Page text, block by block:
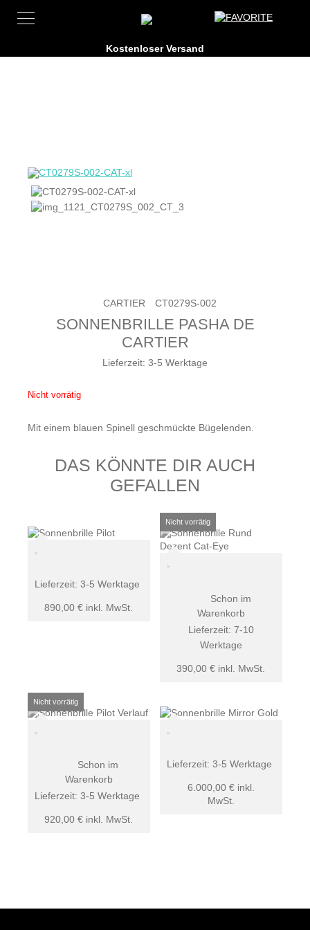
CT0279S-002
CARTIER
SONNENBRILLE PASHA DE
CARTIER
Lieferzeit: 3-5 Werktage
Nicht vorrätig
Mit einem blauen Spinell geschmückte Bügelenden.
DAS KÖNNTE DIR AUCH
GEFALLEN
890,00 € inkl. MwSt.
Lieferzeit: 3-5 Werktage
390,00€ inkl. MwSt.
Lieferzeit:7-10
Werktage
Schon im
Warenkorb
920,00 € inkl. MwSt.
Lieferzeit: 3-5 Werktage
Schon im
Warenkorb
6.000,00€ inkl.
MwSt.
Lieferzeit:3-5 Werktage